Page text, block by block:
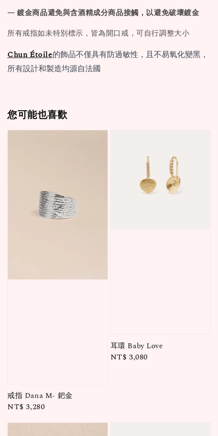
— 鍍金商品避免與含酒精成分商品接觸，以避免破壞鍍金
所有戒指如未特別標示，皆為開口戒，可自行調整大小
Chun Étoile的飾品不僅具有防過敏性，且不易氧化變黑，
所有設計和製造均源自法國
您可能也喜歡
戒指 Dana M- 鈀金
Regular
NT$ 3,280
耳環 Baby Love
Regular
NT$ 3,080